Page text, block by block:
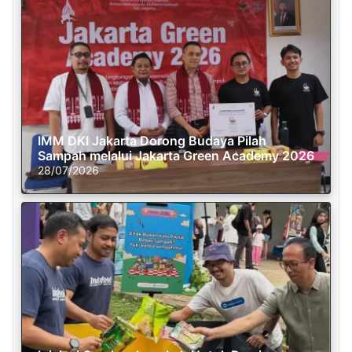
IMM DKI Jakarta Dorong Budaya Pilah
Sampah melalui Jakarta Green Academy 2026
28/07/2026